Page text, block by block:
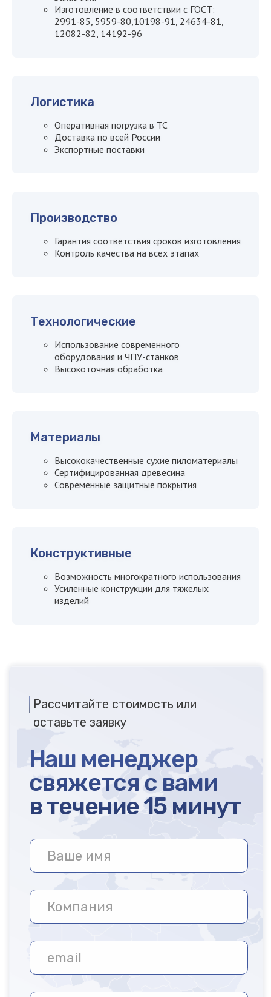
Изготовление в соответствии с ГОСТ:
2991-85, 5959-80,10198-91, 24634-81,
12082-82, 14192-96
Логистика
Оперативная погрузка в ТС
Доставка по всей России
Экспортные поставки
Производство
Гарантия соответствия сроков изготовления
Контроль качества на всех этапах
Технологические
Использование современного
оборудования и ЧПУ-станков
Высокоточная обработка
Материалы
Высококачественные сухие пиломатериалы
Сертифицированная древесина
Современные защитные покрытия
Конструктивные
Возможность многократного использования
Усиленные конструкции для тяжелых
изделий
Я даюсогласие на обработку